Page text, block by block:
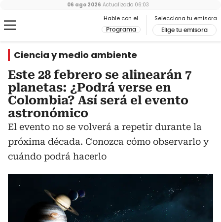
Hable con el
Programa
Selecciona tu emisora
Elige tu emisora
06 ago 2026 Actualizado 06:03
Ciencia y medio ambiente
Este 28 febrero se alinearán 7
planetas: ¿Podrá verse en
Colombia? Así será el evento
astronómico
El evento no se volverá a repetir durante la
próxima década. Conozca cómo observarlo y
cuándo podrá hacerlo